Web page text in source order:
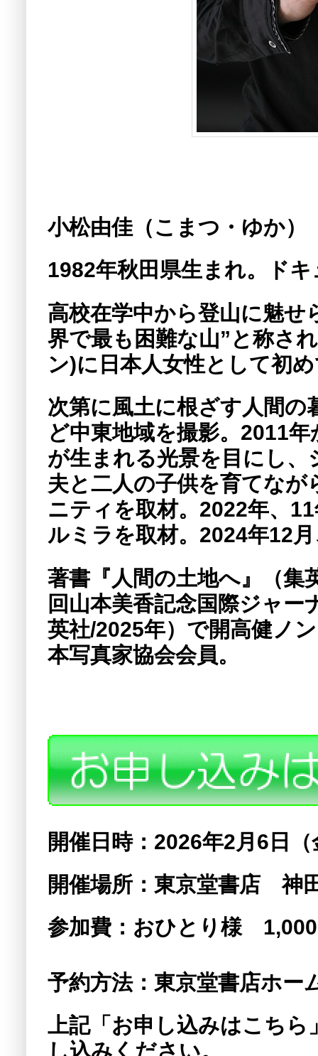
小松由佳（こまつ・ゆか）
1982年秋田県生まれ。ド
高校在学中から登山に魅せ
界で最も困難な山”と称さ
ン)に日本人女性として初
次第に風土に根ざす人間
ど中東地域を撮影。2011
が生まれる光景を目にし
夫と二人の子供を育てな
ニティを取材。2022年、
ルミラを取材。2024年12
著書『人間の土地へ』（集
回山本美香記念国際ジャ
英社/2025年）で開高健ノ
本写真家協会会員。
開催日時：2026年2月6 日
開催場所：東京堂書店 神
参加費：おひとり様
予約方法：東京堂書店ホー
上記「お申し込みはこち
し込みください。